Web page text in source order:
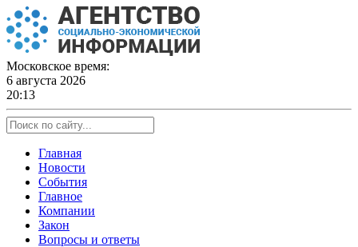
Skip
to
content
Московское время:
6 августа 2026
20:13
Главная
Новости
События
Главное
Компании
Закон
Вопросы и ответы